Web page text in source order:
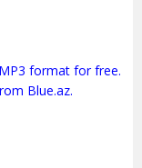
format for free.
Blue.az.